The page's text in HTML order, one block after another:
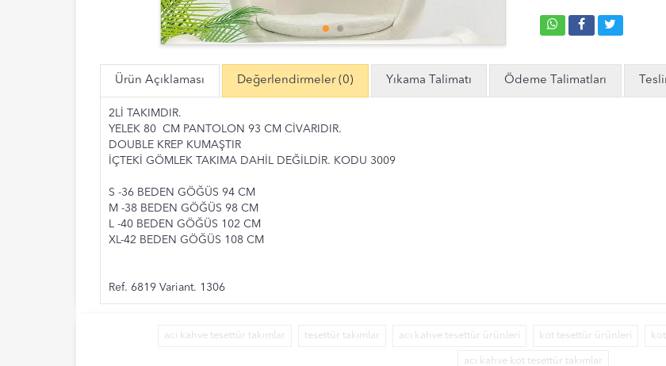
Ürün Açıklaması Değerlendirmeler (0) Yıkama Talimatı Ödeme Talimatları
2Lİ TAKIMDIR.
YELEK 80 CM PANTOLON 93 CM CİVARIDIR.
DOUBLE KREP KUMAŞTIR
İÇTEKİ GÖMLEK TAKIMA DAHİL DEĞİLDİR. KODU 3009
S -36 BEDEN GÖĞÜS 94 CM
M -38 BEDEN GÖĞÜS 98 CM
L -40 BEDEN GÖĞÜS 102 CM
XL-42 BEDEN GÖĞÜS 108 CM
Ref. 6819 Variant. 1306
acı kahve tesettür takımlar tesettür takımlar acı kahve tesettür ürünleri kot tesettür ürünleri
acı kahve kot tesettür takımlar